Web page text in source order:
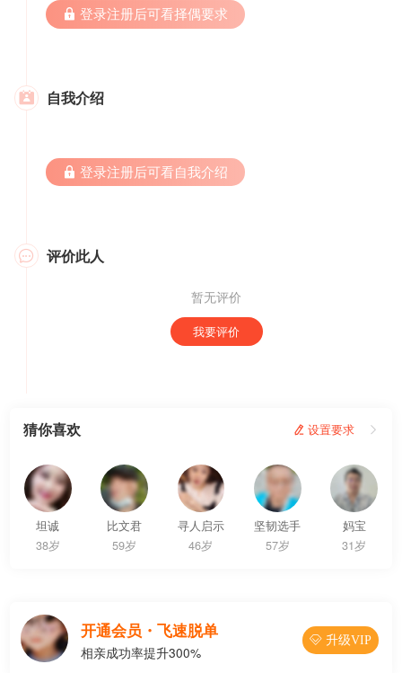
 登录注册后可看择偶要求
 自我介绍
 登录注册后可看自我介绍
 评价此人
暂无评价
我要评价
猜你喜欢  设置要求 
坦诚
38岁
比文君
59岁
寻人启示
46岁
坚韧选手
57岁
妈宝
31岁
开通会员・飞速脱单
相亲成功率提升300%
 升级VIP